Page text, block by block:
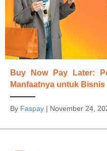
Buy Now Pay Later:
Manfaatnya untuk Bisnis
By Faspay | November 24,